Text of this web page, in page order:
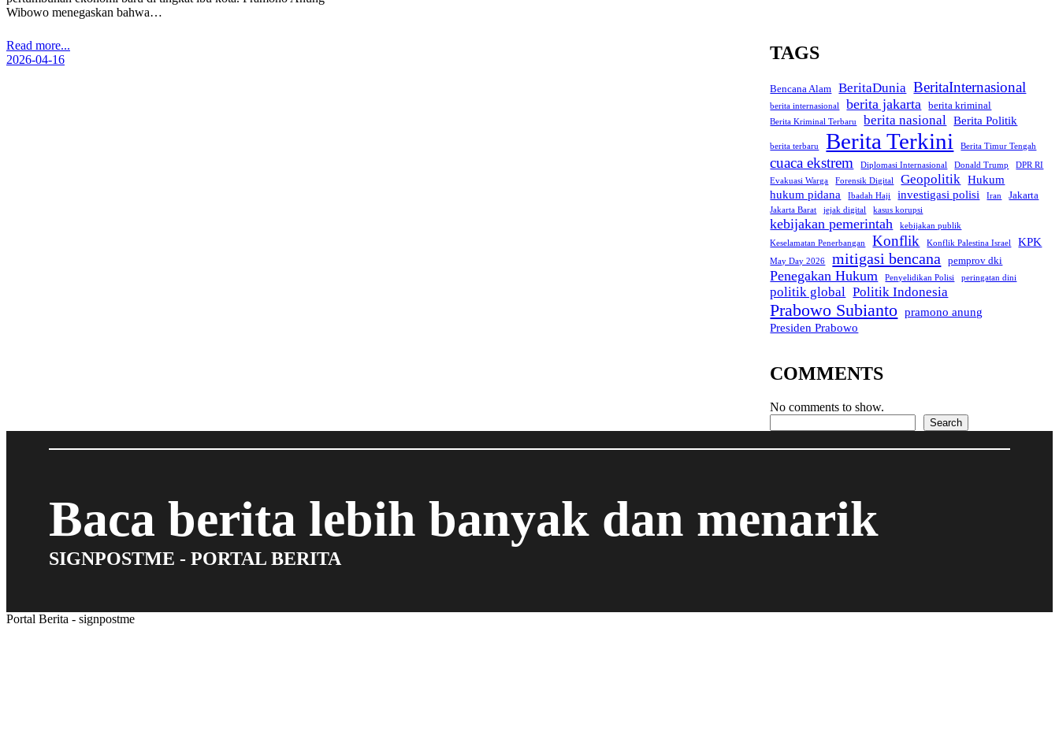
Wibowo menegaskan bahwa…
Read more...
2026-04-16
TAGS
Bencana Alam BeritaDunia BeritaInternasional
berita internasional berita jakarta berita kriminal
Berita Kriminal Terbaru berita nasional Berita Politik
berita terbaru Berita Terkini Berita Timur Tengah
cuaca ekstrem Diplomasi Internasional Donald Trump
DPR RI
Evakuasi Warga
Forensik Digital Geopolitik Hukum
hukum pidana
Ibadah Haji investigasi polisi Iran Jakarta
Jakarta Barat jejak digital kasus korupsi
kebijakan pemerintah
kebijakan publik
Keselamatan Penerbangan
Konflik Konflik Palestina Israel KPK
May Day 2026 mitigasi bencana pemprov dki
Penegakan Hukum Penyelidikan Polisi peringatan dini
politik global Politik Indonesia
Prabowo Subianto pramono anung
Presiden Prabowo
COMMENTS
No comments to show.
Search
Baca berita lebih banyak dan menarik
SIGNPOSTME - PORTAL BERITA
Portal Berita - signpostme